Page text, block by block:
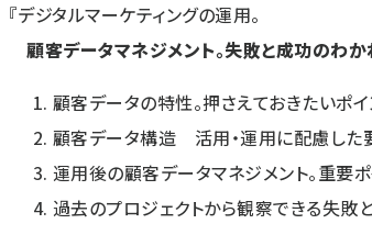
『デジタルマーケティングの運用。
顧客データマネジメント。失敗と成功のわか
顧客データの特性。押さえておきたいポイ
顧客データ構造 活用・運用に配慮した
運用後の顧客データマネジメント。重要ポ
過去のプロジェクトから観察できる失敗